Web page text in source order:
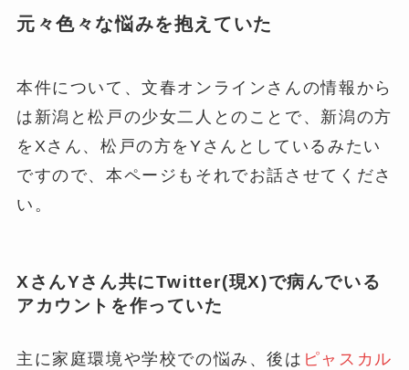
元々色々な悩みを抱えていた
本件について、文春オンラインさんの情報から
は新潟と松戸の少女二人とのことで、新潟の方
をXさん、松戸の方をYさんとしているみたい
ですので、本ページもそれでお話させてくださ
い。
XさんYさん共にTwitter(現X)で病んでいる
アカウントを作っていた
主に家庭環境や学校での悩み、後は ピャスカル